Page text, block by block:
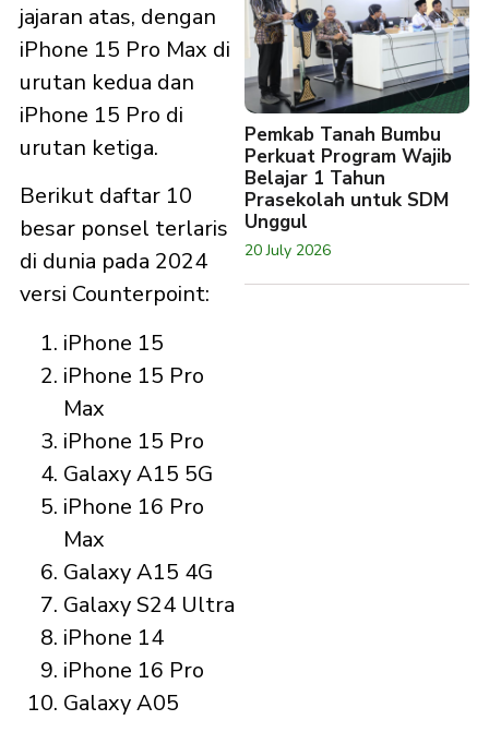
jajaran atas, dengan
iPhone 15 Pro Max di
urutan kedua dan
iPhone 15 Pro di
urutan ketiga.
Berikut daftar 10
besar ponsel terlaris
di dunia pada 2024
versi Counterpoint:
iPhone 15
iPhone 15 Pro
Max
iPhone 15 Pro
Galaxy A15 5G
iPhone 16 Pro
Max
Galaxy A15 4G
Galaxy S24 Ultra
iPhone 14
iPhone 16 Pro
Galaxy A05
Pemkab Tanah Bumbu
Perkuat Program Wajib
Belajar 1 Tahun
Prasekolah untuk SDM
Unggul
20 July 2026